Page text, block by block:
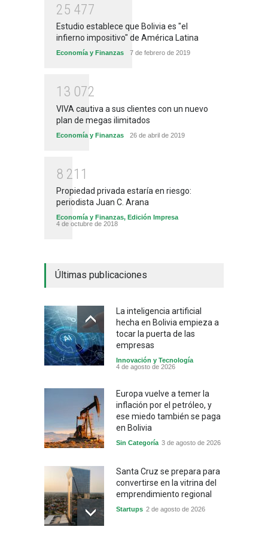
25 477
Estudio establece que Bolivia es "el
infierno impositivo" de América Latina
Economía y Finanzas 7 de febrero de 2019
1 3 072
VIVA cautiva a sus clientes con un nuevo
plan de megas ilimitados
Economía y Finanzas 26 de abril de 2019
8 21 1
Propiedad privada estaría en riesgo:
periodista Juan C. Arana
Economía y Finanzas, Edición Impresa
4 de octubre de 2018
Últimas publicaciones
La inteligencia artificial
hecha en Bolivia empieza a
tocar la puerta de las
empresas
Innovación y Tecnología
4 de agosto de 2026
Europa vuelve a temer la
inflación por el petróleo, y
ese miedo también se paga
en Bolivia
Sin Categoría 3 de agosto de 2026
Santa Cruz se prepara para
convertirse en la vitrina del
emprendimiento regional
Startups 2 de agosto de 2026